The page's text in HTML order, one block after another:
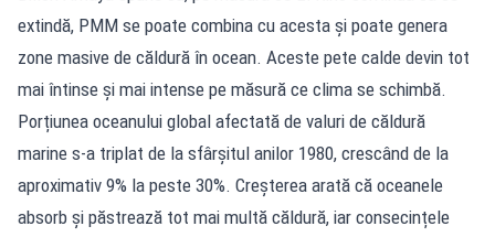
extindă, PMM se poate combina cu acesta și poate genera
zone masive de căldură în ocean. Aceste pete calde devin tot
mai întinse și mai intense pe măsură ce clima se schimbă.
Porțiunea oceanului global afectată de valuri de căldură
marine s-a triplat de la sfârșitul anilor 1980, crescând de la
aproximativ 9% la peste 30%. Creșterea arată că oceanele
absorb și păstrează tot mai multă căldură, iar consecințele